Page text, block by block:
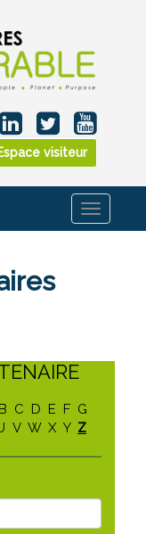
visiteur
Toggle
B C D E F G
V W X Y Z